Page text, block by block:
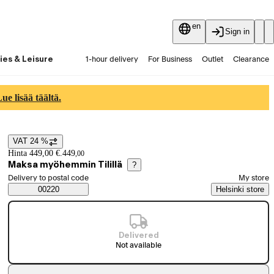
en
Sign in
& Leisure 1-hour delivery For Business Outlet Clearance
lisää täältä.
Price details
VAT 24 %
Hinta 449,00 €.449,00
Maksa myöhemmin Tilillä ?
Saatavuustiedot
Select order method
Delivery to postal code
00220
My store
Helsinki store
Delivered
Not available